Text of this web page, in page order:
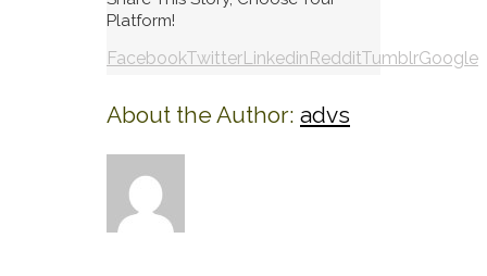
Platform!
FacebookTwitterLinkedinRedditTumblrGoogle+
About the Author: advs